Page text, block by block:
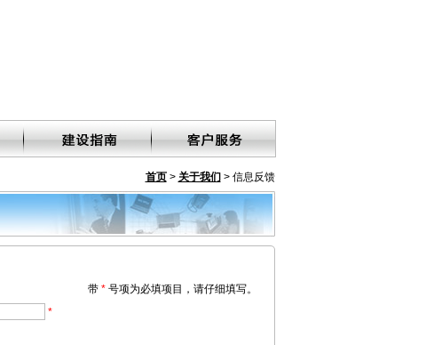
首页> 关于我们 > 信息反馈
带 *号项为必填项目，请仔细填写。
*